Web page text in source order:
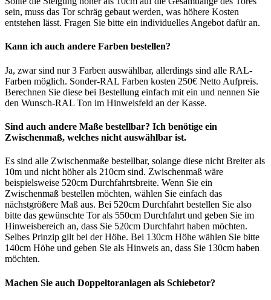
sein, muss das Tor schräg gebaut werden, was höhere Kosten
entstehen lässt. Fragen Sie bitte ein individuelles Angebot dafür an.
Kann ich auch andere Farben bestellen?
Ja, zwar sind nur 3 Farben auswählbar, allerdings sind alle RAL-
Farben möglich. Sonder-RAL Farben kosten 250€ Netto Aufpreis.
Berechnen Sie diese bei Bestellung einfach mit ein und nennen Sie
den Wunsch-RAL Ton im Hinweisfeld an der Kasse.
Sind auch andere Maße bestellbar? Ich benötige ein
Zwischenmaß, welches nicht auswählbar ist.
Es sind alle Zwischenmaße bestellbar, solange diese nicht Breiter als
10m und nicht höher als 210cm sind. Zwischenmaß wäre
beispielsweise 520cm Durchfahrtsbreite. Wenn Sie ein
Zwischenmaß bestellen möchten, wählen Sie einfach das
nächstgrößere Maß aus. Bei 520cm Durchfahrt bestellen Sie also
bitte das gewünschte Tor als 550cm Durchfahrt und geben Sie im
Hinweisbereich an, dass Sie 520cm Durchfahrt haben möchten.
Selbes Prinzip gilt bei der Höhe. Bei 130cm Höhe wählen Sie bitte
140cm Höhe und geben Sie als Hinweis an, dass Sie 130cm haben
möchten.
Machen Sie auch Doppeltoranlagen als Schiebetor?